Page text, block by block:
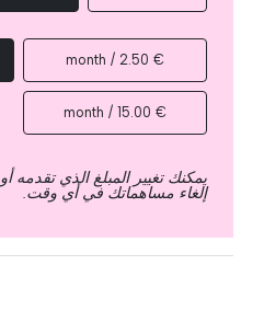
€ 2.50 / month
€ 15.00 / month
يمكنك تغيير المبلغ الذي تقدمه أو
إلغاء مساهماتك في أي وقت.